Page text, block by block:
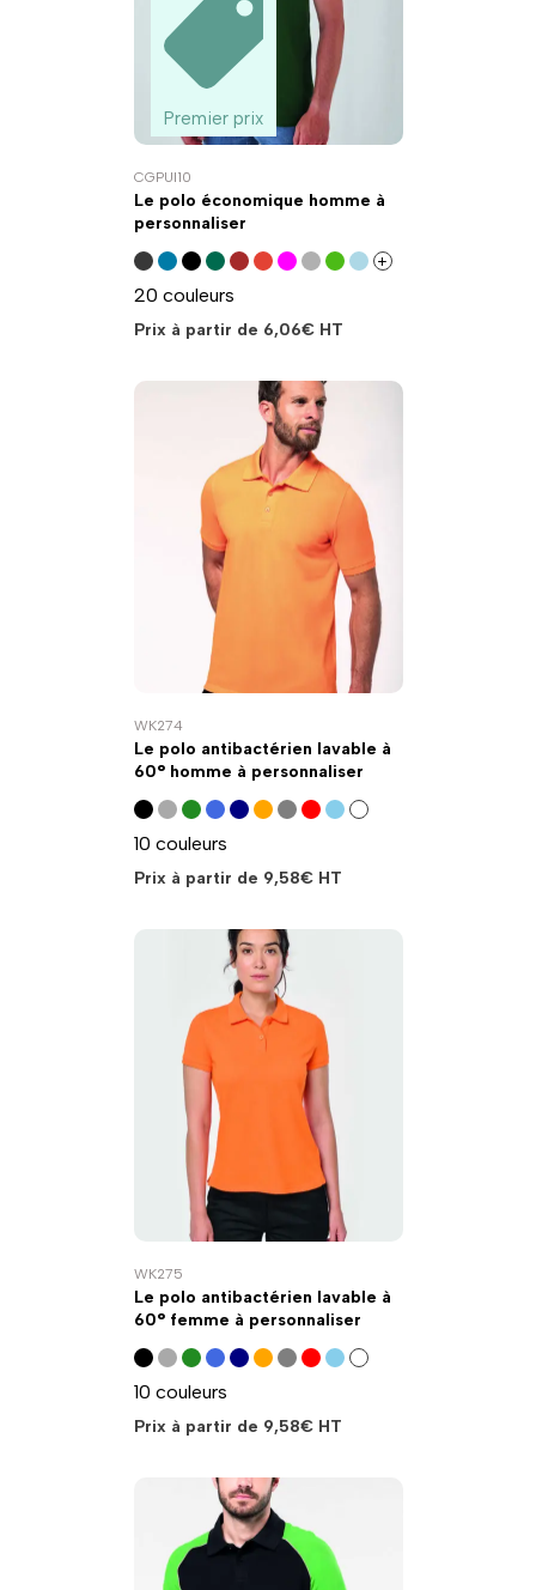
Premier prix
CGPUI10
Le polo économique homme à
personnaliser
+
20 couleurs
Prix à partir de 6,06€HT
WK274
Le polo antibactérien lavable à
60° homme à personnaliser
10 couleurs
Prix à partir de 9,58€HT
WK275
Le polo antibactérien lavable à
60° femme à personnaliser
10 couleurs
Prix à partir de 9,58€HT